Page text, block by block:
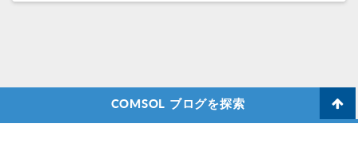
COMSOL ブログを探索